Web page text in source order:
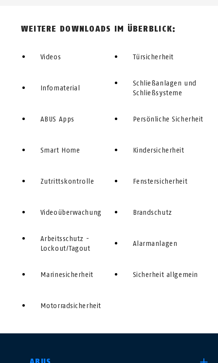
WEITERE DOWNLOADS IM ÜBERBLICK:
Videos
Infomaterial
ABUS Apps
Smart Home
Zutrittskontrolle
Videoüberwachung
Arbeitsschutz -
Lockout/Tagout
Marinesicherheit
Motorradsicherheit
Türsicherheit
Schließanlagen und
Schließsysteme
Persönliche Sicherheit
Kindersicherheit
Fenstersicherheit
Brandschutz
Alarmanlagen
Sicherheit allgemein